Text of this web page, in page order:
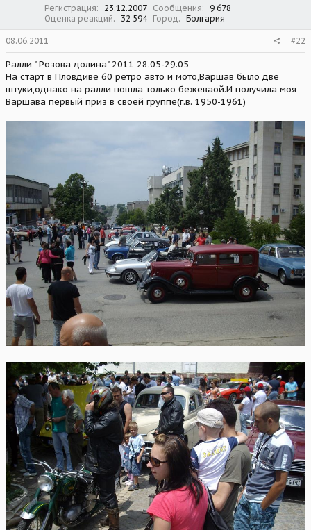
Регистрация 23.12.2007 Сообщения
9 678
Оценка реакций
32 594 Город Болгария
08.06.2011 #22
Ралли " Розова долина" 2011 28.05-29.05
На старт в Пловдиве 60 ретро авто и мото,Варшав было две
штуки,однако на ралли пошла только бежеваой.И получила моя
Варшава первый приз в своей группе(г.в. 1950-1961)